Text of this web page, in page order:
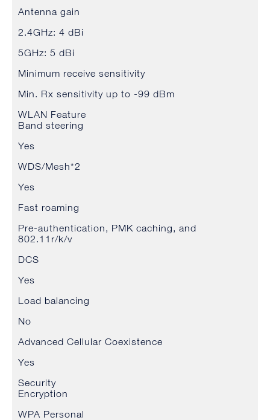
Antenna gain
2.4GHz: 4 dBi
5GHz: 5 dBi
Minimum receive sensitivity
Min. Rx sensitivity up to -99 dBm
WLAN Feature
Band steering
Yes
WDS/Mesh*2
Yes
Fast roaming
Pre-authentication, PMK caching, and
802.11r/k/v
DCS
Yes
Load balancing
No
Advanced Cellular Coexistence
Yes
Security
Encryption
WPA Personal